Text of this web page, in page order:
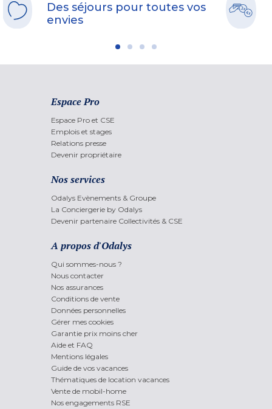
Des séjours pour toutes vos
envies
Espace Pro
Espace Pro et CSE
Emplois et stages
Relations presse
Devenir propriétaire
Nos services
Odalys Evènements & Groupe
La Conciergerie by Odalys
Devenir partenaire Collectivités & CSE
A propos d'Odalys
Qui sommes-nous ?
Nous contacter
Nos assurances
Conditions de vente
Données personnelles
Gérer mes cookies
Garantie prix moins cher
Aide et FAQ
Mentions légales
Guide de vos vacances
Thématiques de location vacances
Vente de mobil-home
Nos engagements RSE